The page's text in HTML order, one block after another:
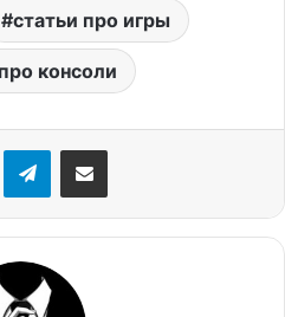
статьи про игры
консоли